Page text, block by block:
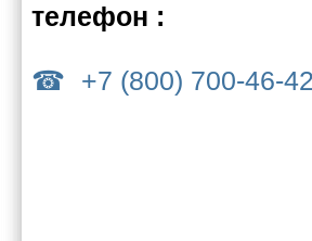
телефон :
+7 (800) 700-46-42